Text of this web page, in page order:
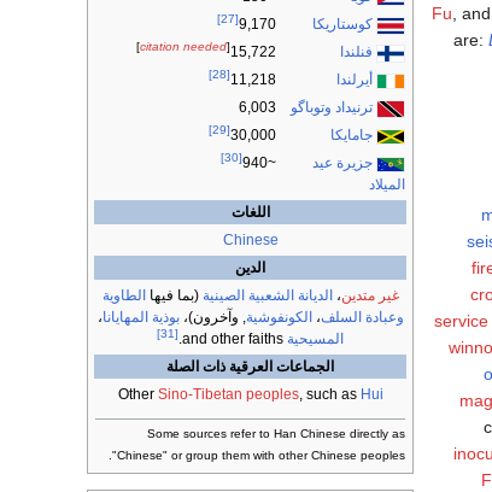
كوستاريكا 9,170
[27]
فنلندا 15,722
[
citation needed
]
أيرلندا 11,218
[28]
ترنيداد وتوباگو
6,003
جامايكا
30,000
[29]
جزيرة عيد
الميلاد
~940
[30]
اللغات
Chinese
الدين
غير متدين، الديانة الشعبية الصينية (بما فيها الطاوية
وعبادة السلف، الكونفوشية, وآخرون)،بوذية المهايانا،
المسيحية
[31]
الجماعات العرقية ذات الصلة
Other Sino-Tibetan peoples, such as Hui
Some sources refer to Han Chinese directly as
"Chinese" or group them with other Chinese peoples.
Fu, and
are:
service